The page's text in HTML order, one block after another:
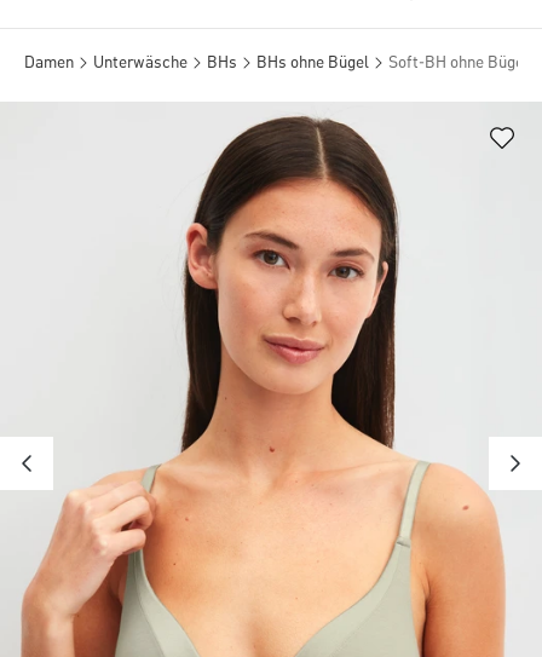
Damen Unterwäsche BHs BHs ohne Bügel Soft-BH ohne Bügel